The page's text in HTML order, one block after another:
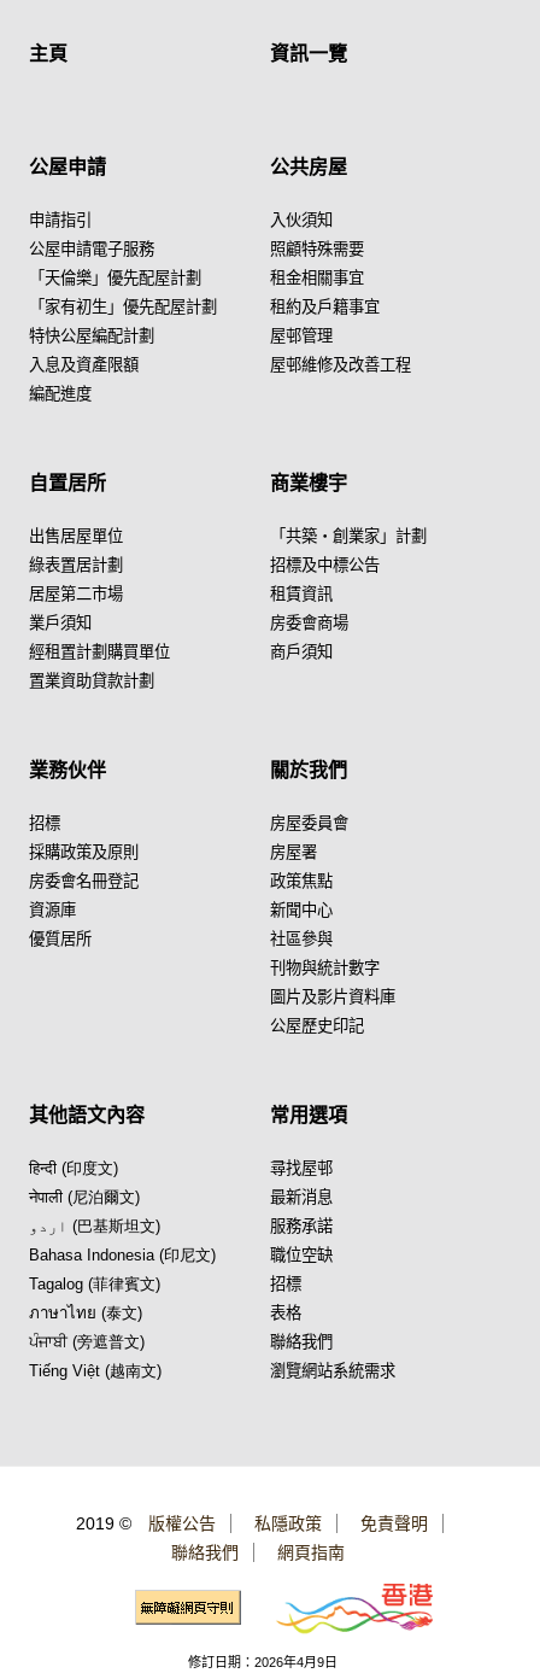
主頁 資訊一覽
公屋申請
申請指引
公屋申請電子服務
「天倫樂」優先配屋計劃
「家有初生」優先配屋計劃
特快公屋編配計劃
入息及資產限額
編配進度
公共房屋
入伙須知
照顧特殊需要
租金相關事宜
租約及戶籍事宜
屋邨管理
屋邨維修及改善工程
自置居所
出售居屋單位
綠表置居計劃
居屋第二市場
業戶須知
經租置計劃購買單位
置業資助貸款計劃
商業樓宇
「共築・創業家」計劃
招標及中標公告
租賃資訊
房委會商場
商戶須知
業務伙伴
招標
採購政策及原則
房委會名冊登記
資源庫
優質居所
關於我們
房屋委員會
房屋署
政策焦點
新聞中心
社區參與
刊物與統計數字
圖片及影片資料庫
公屋歷史印記
其他語文內容
हिन्दी (印度文)
नेपाली (尼泊爾文)
اردو (巴基斯坦文)
Bahasa Indonesia (印尼文)
Tagalog (菲律賓文)
ภาษาไทย (泰文)
ਪੰਜਾਬੀ (旁遮普文)
Tiếng Việt (越南文)
常用選項
尋找屋邨
最新消息
服務承諾
職位空缺
招標
表格
聯絡我們
瀏覽網站系統需求
2019 © 版權公告 私隱政策
免責聲明
聯絡我們
網頁指南
修訂日期：2026年4月9日